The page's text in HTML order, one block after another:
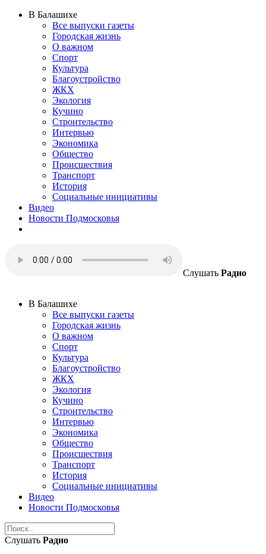
В Балашихе
Все выпуски газеты
Городская жизнь
О важном
Спорт
Культура
Благоустройство
ЖКХ
Экология
Кучино
Строительство
Интервью
Экономика
Общество
Происшествия
Транспорт
История
Социальные инициативы
Видео
Новости Подмосковья
Слушать Радио
В Балашихе
Все выпуски газеты
Городская жизнь
О важном
Спорт
Культура
Благоустройство
ЖКХ
Экология
Кучино
Строительство
Интервью
Экономика
Общество
Происшествия
Транспорт
История
Социальные инициативы
Видео
Новости Подмосковья
Слушать Радио